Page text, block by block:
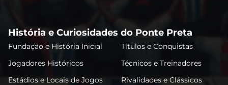
História e Curiosidades do Ponte Preta
Fundação e História Inicial
Títulos e Conquistas
Jogadores Históricos
Técnicos e Treinadores
Estádios e Locais de Jogos
Rivalidades e Clássicos